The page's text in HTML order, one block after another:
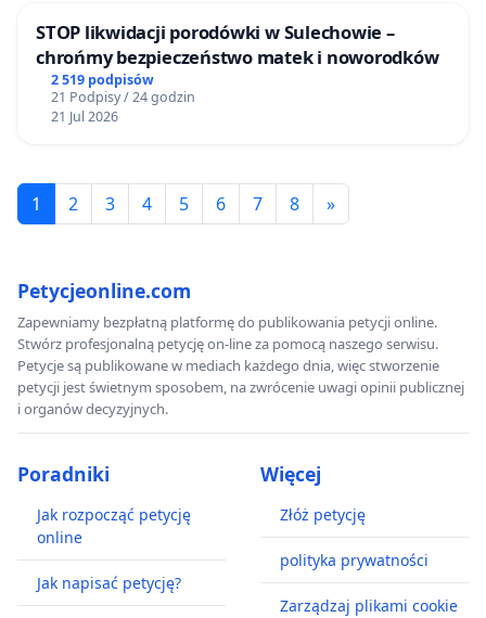
STOP likwidacji porodówki w Sulechowie –
chrońmy bezpieczeństwo matek i noworodków
2 519 podpisów
21 Podpisy / 24 godzin
21 Jul 2026
1 2 3 4 5 6 7 8 »
Petycjeonline.com
Zapewniamy bezpłatną platformę do publikowania petycji online.
Stwórz profesjonalną petycję on-line za pomocą naszego serwisu.
Petycje są publikowane w mediach każdego dnia, więc stworzenie
petycji jest świetnym sposobem, na zwrócenie uwagi opinii publicznej
i organów decyzyjnych.
Poradniki
Jak rozpocząć petycję
online
Jak napisać petycję?
Więcej
Złóż petycję
polityka prywatności
Zarządzaj plikami cookie